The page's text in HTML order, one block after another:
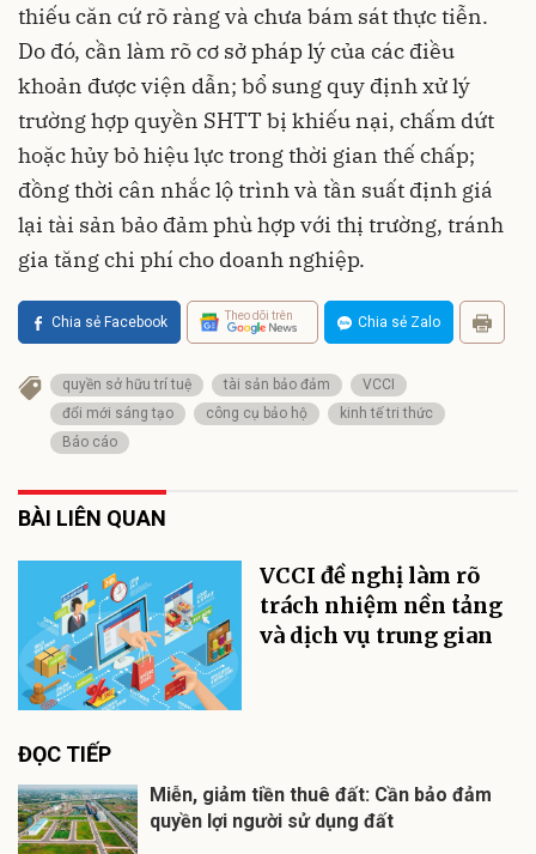
thiếu căn cứ rõ ràng và chưa bám sát thực tiễn.
Do đó, cần làm rõ cơ sở pháp lý của các điều
khoản được viện dẫn; bổ sung quy định xử lý
trường hợp quyền SHTT bị khiếu nại, chấm dứt
hoặc hủy bỏ hiệu lực trong thời gian thế chấp;
đồng thời cân nhắc lộ trình và tần suất định giá
lại tài sản bảo đảm phù hợp với thị trường, tránh
gia tăng chi phí cho doanh nghiệp.
Chia sẻ Facebook Theo dõi trên Chia sẻ Zalo
quyền sở hữu trí tuệ tài sản bảo đảm
VCCI
đổi mới sáng tạo
công cụ bảo hộ
kinh tế tri thức
Báo cáo
BÀI LIÊN QUAN
VCCI đề nghị làm rõ
trách nhiệm nền tảng
và dịch vụ trung gian
ĐỌC TIẾP
Miễn, giảm tiền thuê đất: Cần bảo đảm
quyền lợi người sử dụng đất